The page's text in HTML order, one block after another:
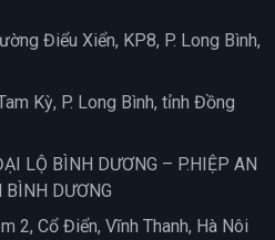
Điểu Xiển, KP8, P. Long Bình,
Kỳ, P. Long Bình, tỉnh Đồng
LỘ BÌNH DƯƠNG – P.HIỆP AN
BÌNH DƯƠNG
2, Cổ Điển, Vĩnh Thanh, Hà Nôi